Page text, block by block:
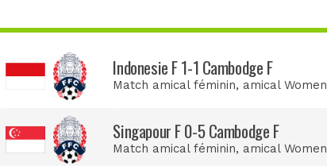
Indonesie F 1-1 Cambodge F
Match amical féminin, amical Women
Singapour F 0-5 Cambodge F
Match amical féminin, amical Women